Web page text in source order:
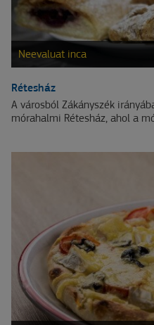
Neevaluat inca
Rétesház
A városból Zákányszék
mórahalmi Rétesház, ahol a